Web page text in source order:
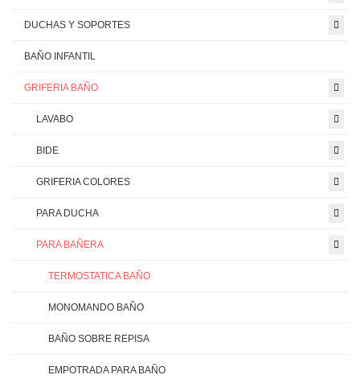
DUCHAS Y SOPORTES
BAÑO INFANTIL
GRIFERIA BAÑO
LAVABO
BIDE
GRIFERIA COLORES
PARA DUCHA
PARA BAÑERA
TERMOSTATICA BAÑO
MONOMANDO BAÑO
BAÑO SOBRE REPISA
EMPOTRADA PARA BAÑO